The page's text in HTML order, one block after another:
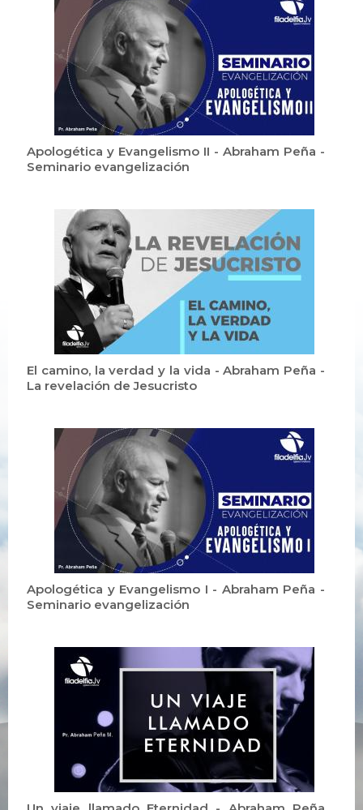
Apologética y Evangelismo II - Abraham Peña -
Seminario evangelización
El camino, la verdad y la vida - Abraham Peña -
La revelación de Jesucristo
Apologética y Evangelismo I - Abraham Peña -
Seminario evangelización